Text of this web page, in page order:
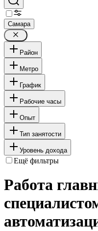
Самара
Район
Метро
График
Рабочие часы
Опыт
Тип занятости
Уровень дохода
Ещё фильтры
Работа